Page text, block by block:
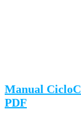
Manual
PDF